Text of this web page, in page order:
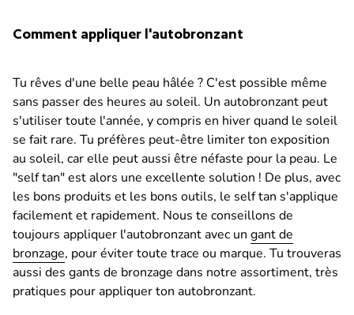
Comment appliquer l'autobronzant
Tu rêves d'une belle peau hâlée ? C'est possible même
sans passer des heures au soleil. Un autobronzant peut
s'utiliser toute l'année, y compris en hiver quand le soleil
se fait rare. Tu préfères peut-être limiter ton exposition
au soleil, car elle peut aussi être néfaste pour la peau. Le
"self tan" est alors une excellente solution ! De plus, avec
les bons produits et les bons outils, le self tan s'applique
facilement et rapidement. Nous te conseillons de
toujours appliquer l'autobronzant avec un gant de
bronzage, pour éviter toute trace ou marque. Tu trouveras
aussi des gants de bronzage dans notre assortiment, très
pratiques pour appliquer ton autobronzant.